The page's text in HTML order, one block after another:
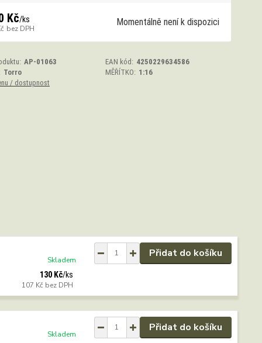
Kč/ks
bez DPH
Momentálně není k dispozici
AP-01063 EAN kód: 4250229634586
Torro MĚŘÍTKO: 1:16
/ dostupnost
130 Kč/ks
107 Kč bez DPH
Skladem
Přidat do košíku
Skladem
Přidat do košíku